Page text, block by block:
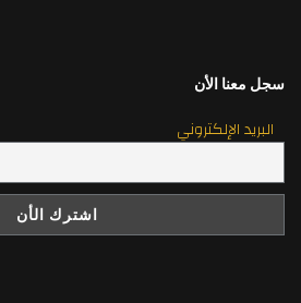
سجل معنا الأن
البريد الإلكتروني